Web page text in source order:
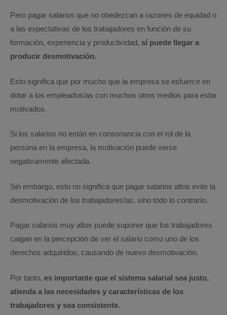
Pero pagar salarios que no obedezcan a razones de equidad o
a las expectativas de los trabajadores en función de su
formación, experiencia y productividad, sí puede llegar a
producir desmotivación.
Esto significa que por mucho que la empresa se esfuerce en
dotar a los empleados/as con muchos otros medios para estar
motivados.
Si los salarios no están en consonancia con el rol de la
persona en la empresa, la motivación puede verse
negativamente afectada.
Sin embargo, esto no significa que pagar salarios altos evite la
desmotivación de los trabajadores/as, sino todo lo contrario.
Pagar salarios muy altos puede suponer que los trabajadores
caigan en la percepción de ver el salario como uno de los
derechos adquiridos, causando de nuevo desmotivación.
Por tanto, es importante que el sistema salarial sea justo,
atienda a las necesidades y características de los
trabajadores y sea consistente.